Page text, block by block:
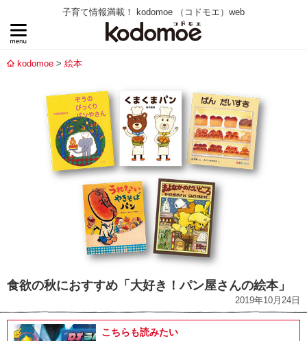
子育て情報満載！ kodomoe （コドモエ）web
kodomoe 絵本
食欲の秋におすすめ「大好き！パン屋さんの絵本」
2019年10月24日
こちらも読みたい